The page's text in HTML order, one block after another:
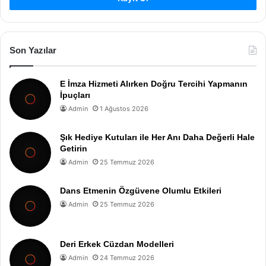
Son Yazılar
E İmza Hizmeti Alırken Doğru Tercihi Yapmanın
İpuçları
Admin 1 Ağustos 2026
Şık Hediye Kutuları ile Her Anı Daha Değerli Hale
Getirin
Admin 25 Temmuz 2026
Dans Etmenin Özgüvene Olumlu Etkileri
Admin 25 Temmuz 2026
Deri Erkek Cüzdan Modelleri
Admin 24 Temmuz 2026